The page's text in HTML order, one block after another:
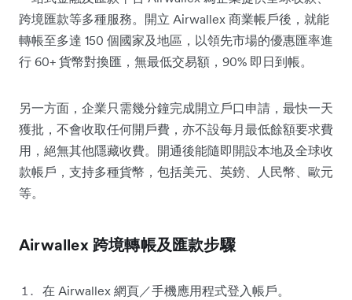
跨境匯款等多種服務。開立 Airwallex 商業帳戶後，就能
轉帳至多達 150 個國家及地區，以領先市場的優惠匯率進
行 60+ 貨幣對換匯，無最低交易額，90% 即日到帳。
另一方面，企業只需幾分鐘完成開立戶口申請，最快一天
獲批，不會收取任何開戶費，亦不設每月最低餘額要求費
用，絕無其他隱藏收費。開通後能隨即開設本地及全球收
款帳戶，支持多種貨幣，包括美元、英鎊、人民幣、歐元
等。
Airwallex 跨境轉帳及匯款步驟
在 Airwallex 網頁／手機應用程式登入帳戶。